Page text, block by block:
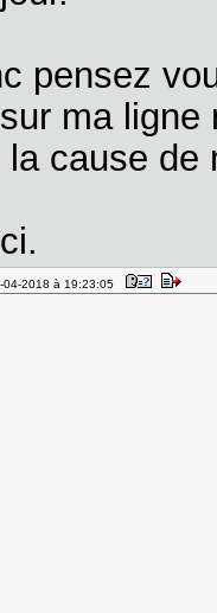
pensez
ma ligne
la cause de
04-2018 à 19:23:05